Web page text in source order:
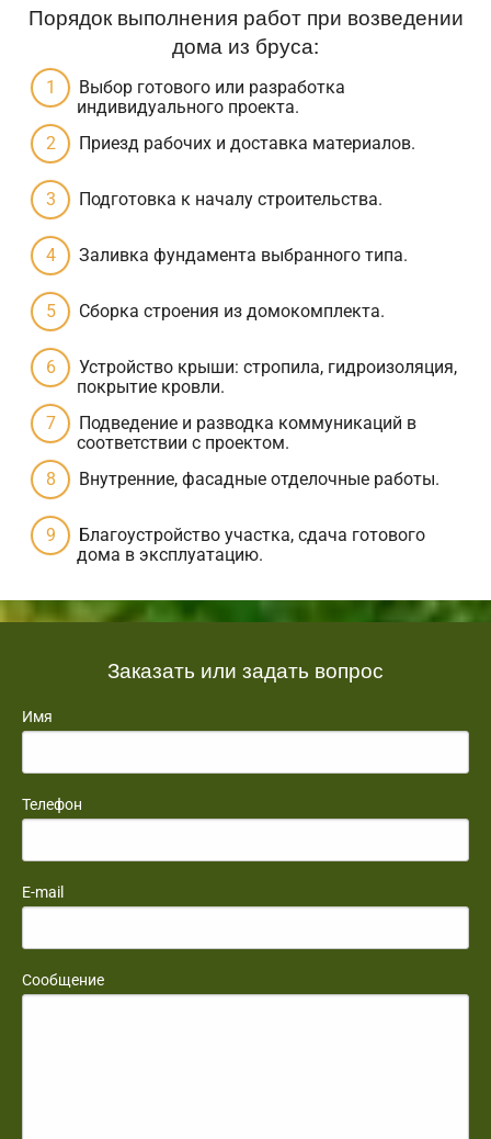
Порядок выполнения работ при возведении
дома из бруса:
Выбор готового или разработка
индивидуального проекта.
Приезд рабочих и доставка материалов.
Подготовка к началу строительства.
Заливка фундамента выбранного типа.
Сборка строения из домокомплекта.
Устройство крыши: стропила, гидроизоляция,
покрытие кровли.
Подведение и разводка коммуникаций в
соответствии с проектом.
Внутренние, фасадные отделочные работы.
Благоустройство участка, сдача готового
дома в эксплуатацию.
Заказать или задать вопрос
Имя
Телефон
E-mail
Сообщение